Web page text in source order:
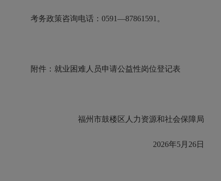
考务政策咨询电话： 0591—87861591 。
附件：就业困难人员申请公益性岗位登记表
福州市鼓楼区人力资源和社会保障局
2026年5月 26日